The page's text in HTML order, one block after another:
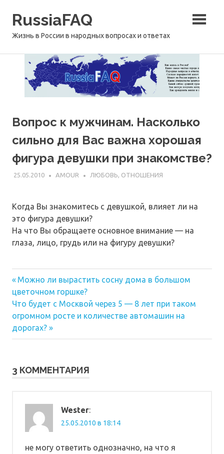
RussiaFAQ
Жизнь в России в народных вопросах и ответах
Вопрос к мужчинам. Насколько
сильно для Вас важна хорошая
фигура девушки при знакомстве?
25.05.2010 AMOUR ЛЮБОВЬ, ОТНОШЕНИЯ
Когда Вы знакомитесь с девушкой, влияет ли на
это фигура девушки?
На что Вы обращаете основное внимание — на
глаза, лицо, грудь или на фигуру девушки?
Навигация
по
записям
Предыдущая
запись:
Можно ли вырастить сосну дома в большом
цветочном горшке?
Следующая
запись:
Что будет с Москвой через 5 — 8 лет при таком
огромном росте и количестве автомашин на
дорогах?
3 КОММЕНТАРИЯ
Wester:
25.05.2010 в 18:14
не могу ответить однозначно, на что я